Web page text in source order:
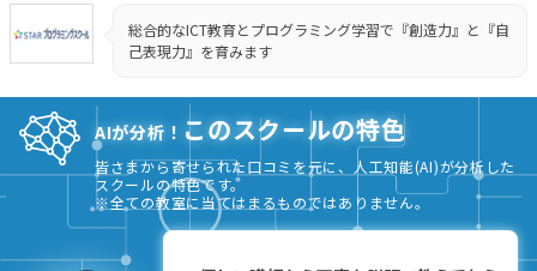
総合的なICT教育とプログラミング学習で『創造力』と『自
己表現力』を育みます
AIが分析！ このスクールの特色
皆さまから寄せられた口コミを元に、人工知能(AI)が分析した
スクールの特色です。
※全ての教室に当てはまるものではありません。